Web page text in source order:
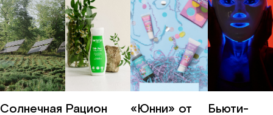
Солнечная Рацион
«Юнни» от
Бьюти-